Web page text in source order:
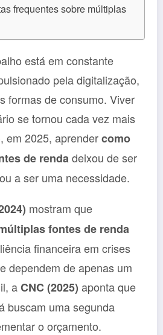
frequentes sobre múltiplas
está em constante
pela digitalização,
formas de consumo. Viver
se tornou cada vez mais
em 2025, aprendercomo
de rendadeixou de ser
a ser uma necessidade.
mostram que
fontes de renda
financeira em crises
dependem de apenas um
aCNC (2025) aponta que
buscam uma segunda
o orçamento.